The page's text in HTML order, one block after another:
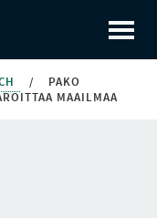
/
PAKO
MAAILMAA